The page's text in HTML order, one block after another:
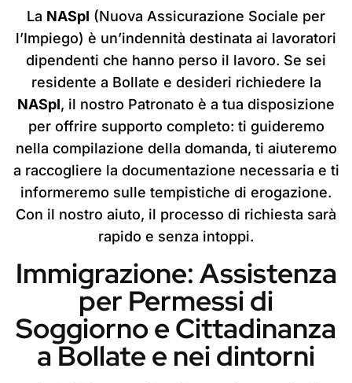
La NASpI (Nuova Assicurazione Sociale per
l’Impiego) è un’indennità destinata ai lavoratori
dipendenti che hanno perso il lavoro. Se sei
residente a Bollate e desideri richiedere la
NASpI, il nostro Patronato è a tua disposizione
per offrire supporto completo: ti guideremo
nella compilazione della domanda, ti aiuteremo
a raccogliere la documentazione necessaria e ti
informeremo sulle tempistiche di erogazione.
Con il nostro aiuto, il processo di richiesta sarà
rapido e senza intoppi.
Immigrazione: Assistenza
per Permessi di
Soggiorno e Cittadinanza
a Bollate e nei dintorni